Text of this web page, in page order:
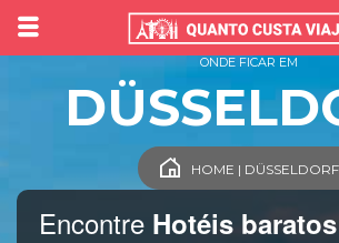
Encontre Hotéis baratos
ONDE FICAR EM
HOME | DÜSSELDORF